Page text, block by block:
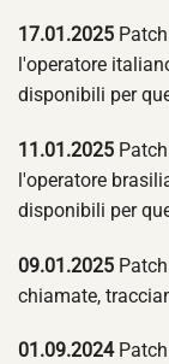
17.01.2025
l'operatore
disponibili per
11.01.2025
l'operatore
disponibili per
09.01.2025
chiamate,
01.09.2024Patch